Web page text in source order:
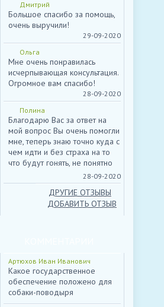
Дмитрий
Большое спасибо за помощь,
очень выручили!
29-09-2020
Ольга
Мне очень понравилась
исчерпывающая консультация.
Огромное вам спасибо!
28-09-2020
Полина
Благодарю Вас за ответ на
мой вопрос Вы очень помогли
мне, теперь знаю точно куда с
чем идти и без страха на то
что будут гонять, не понятно
28-09-2020
ДРУГИЕ ОТЗЫВЫ
ДОБАВИТЬ ОТЗЫВ
Артюхов Иван Иванович
Какое государственное
обеспечение положено для
собаки-поводыря